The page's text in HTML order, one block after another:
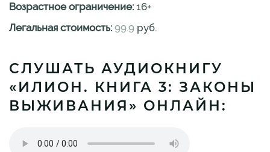
Возрастное ограничение: 16+
Легальная стоимость: 99.9 руб.
СЛУШАТЬ АУДИОКНИГУ
«ИЛИОН. КНИГА 3: ЗАКОНЫ
ВЫЖИВАНИЯ» ОНЛАЙН: